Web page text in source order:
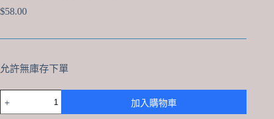
$58.00
允許無庫存下單
加入購物車